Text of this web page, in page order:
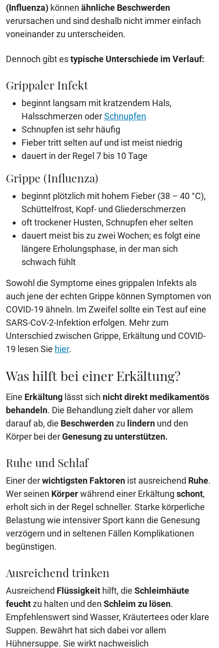
(Influenza) können ähnliche Beschwerden
verursachen und sind deshalb nicht immer einfach
voneinander zu unterscheiden.
Dennoch gibt estypische Unterschiede im Verlauf:
Grippaler Infekt
beginnt langsam mit kratzendem Hals,
Halsschmerzen oderSchnupfen
Schnupfen ist sehr häufig
Fieber tritt selten auf und ist meist niedrig
dauert in der Regel 7 bis 10 Tage
Grippe (Influenza)
beginnt plötzlich mit hohem Fieber (38 – 40 °C),
Schüttelfrost, Kopf- und Gliederschmerzen
oft trockener Husten, Schnupfen eher selten
dauert meist bis zu zwei Wochen; es folgt eine
längere Erholungsphase, in der man sich
schwach fühlt
Sowohl die Symptome eines grippalen Infekts als
auch jene der echten Grippe können Symptomen von
COVID-19 ähneln. Im Zweifel sollte ein Test auf eine
SARS-CoV-2-Infektion erfolgen. Mehr zum
Unterschied zwischen Grippe, Erkältung und COVID-
19 lesen Sie hier.
Was hilft bei einer Erkältung?
Eine Erkältung lässt sich nicht direkt medikamentös
behandeln. Die Behandlung zielt daher vor allem
darauf ab, die Beschwerdenzu lindern und den
Körper bei derGenesung zu unterstützen.
Ruhe und Schlaf
Einer derwichtigsten Faktoren ist ausreichend Ruhe.
Wer seinen Körperwährend einer Erkältung schont,
erholt sich in der Regel schneller. Starke körperliche
Belastung wie intensiver Sport kann die Genesung
verzögern und in seltenen Fällen Komplikationen
begünstigen.
Ausreichend trinken
Ausreichend Flüssigkeit hilft, die Schleimhäute
feuchtzu halten und den Schleim zu lösen.
Empfehlenswert sind Wasser, Kräutertees oder klare
Suppen. Bewährt hat sich dabei vor allem
Hühnersuppe. Sie wirkt nachweislich